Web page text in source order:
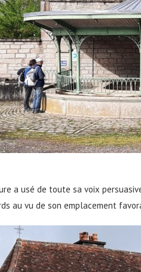
a usé de toute sa voix
au vu de son emplacement